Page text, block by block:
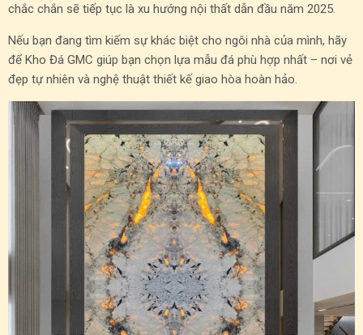
chắc chắn sẽ tiếp tục là xu hướng nội thất dẫn đầu năm 2025.
Nếu bạn đang tìm kiếm sự khác biệt cho ngôi nhà của mình, hãy
để Kho Đá GMC giúp bạn chọn lựa mẫu đá phù hợp nhất – nơi vẻ
đẹp tự nhiên và nghệ thuật thiết kế giao hòa hoàn hảo.